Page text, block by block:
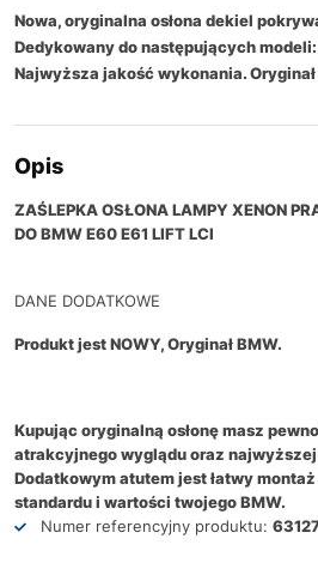
Nowa, oryginalna osłona dekiel
Dedykowany do następujących modeli:
Najwyższa jakość wykonania. Oryginał
Opis
ZAŚLEPKA OSŁONA LAMPY XENON
DO BMW E60 E61 LIFT LCI
DANE DODATKOWE
Produkt jest NOWY, Oryginał BMW.
Kupując oryginalną osłonę masz
atrakcyjnego wyglądu oraz
Dodatkowym atutem jest łatwy
standardu i wartości twojego BMW.
Numer referencyjny produktu: